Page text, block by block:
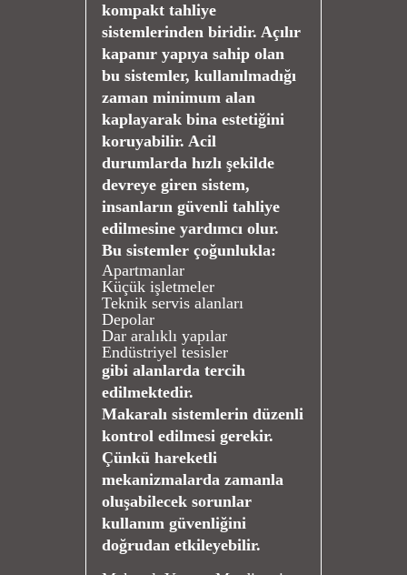
kompakt tahliye
sistemlerinden biridir. Açılır
kapanır yapıya sahip olan
bu sistemler, kullanılmadığı
zaman minimum alan
kaplayarak bina estetiğini
koruyabilir. Acil
durumlarda hızlı şekilde
devreye giren sistem,
insanların güvenli tahliye
edilmesine yardımcı olur.
Bu sistemler çoğunlukla:
Apartmanlar
Küçük işletmeler
Teknik servis alanları
Depolar
Dar aralıklı yapılar
Endüstriyel tesisler
gibi alanlarda tercih
edilmektedir.
Makaralı sistemlerin düzenli
kontrol edilmesi gerekir.
Çünkü hareketli
mekanizmalarda zamanla
oluşabilecek sorunlar
kullanım güvenliğini
doğrudan etkileyebilir.